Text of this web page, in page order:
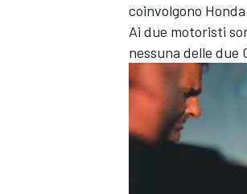
coinvolgono
Ai due motoristi
nessuna delle due